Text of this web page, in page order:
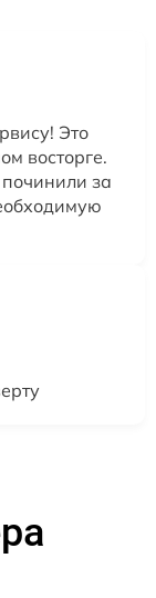
Это
восторге.
за